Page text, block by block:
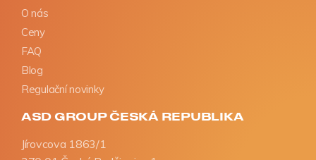
O nás
Ceny
FAQ
Blog
Regulační novinky
ASD GROUP ČESKÁ REPUBLIKA
Jírovcova 1863/1